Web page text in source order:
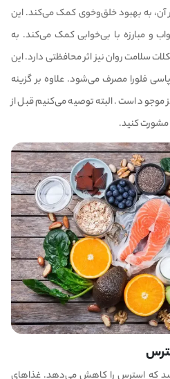
آن، به بهبود خلق‌وخوی کمک می‌کند. این
و مبارزه با بی‌خوابی کمک می‌کند. به
سلامت روان نیز اثر محافظتی دارد. این
فلورا مصرف می‌شود. علاوه بر گزینه
است. البته توصیه می‌کنیم قبل از
کنید.